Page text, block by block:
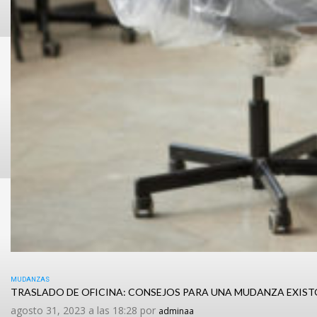
MUDANZAS
TRASLADO DE OFICINA: CONSEJOS PARA UNA MUDANZA
agosto 31, 2023 a las 18:28 por adminaa